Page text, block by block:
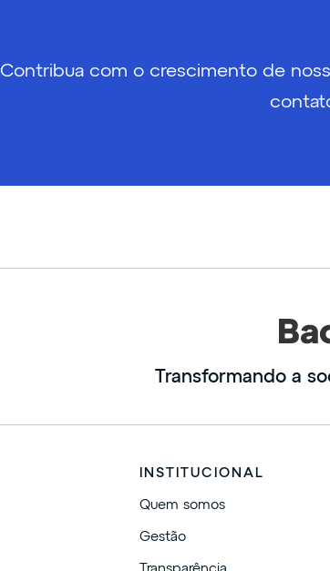
Contribua com o crescimento de
Transformando a
INSTITUCIONAL
Quem somos
Gestão